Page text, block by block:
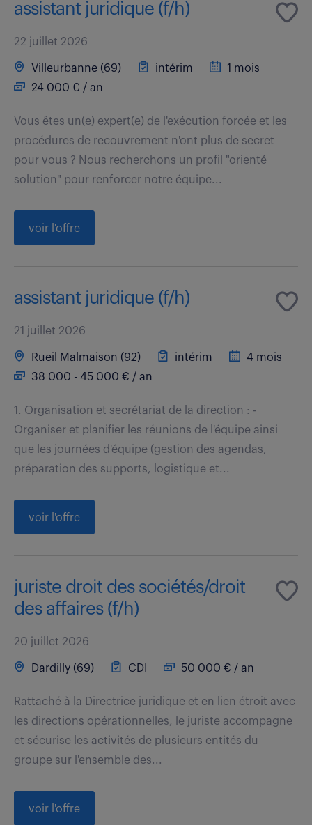
assistant juridique (f/h)
22 juillet 2026
Villeurbanne (69) intérim
1 mois
24 000 € / an
Vous êtes un(e) expert(e) de l'exécution forcée et les
procédures de recouvrement n'ont plus de secret
pour vous ? Nous recherchons un profil "orienté
solution" pour renforcer notre équipe...
voir l'offre
assistant juridique (f/h)
21 juillet 2026
Rueil Malmaison (92) intérim
4 mois
38 000 - 45 000 € / an
1. Organisation et secrétariat de la direction : -
Organiser et planifier les réunions de l'équipe ainsi
que les journées d'équipe (gestion des agendas,
préparation des supports, logistique et...
voir l'offre
juriste droit des sociétés/droit
des affaires (f/h)
20 juillet 2026
Dardilly (69) CDI 50 000 € / an
Rattaché à la Directrice juridique et en lien étroit avec
les directions opérationnelles, le juriste accompagne
et sécurise les activités de plusieurs entités du
groupe sur l'ensemble des...
voir l'offre